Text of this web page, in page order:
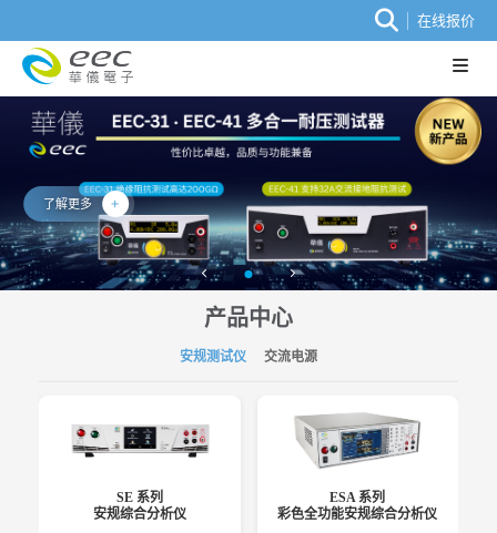
在线报价
了解更多
产品中心
安规测试仪 交流电源
SE 系列
安规综合分析仪
ESA 系列
彩色全功能安规综合分析仪